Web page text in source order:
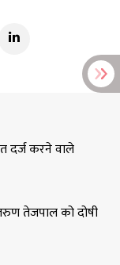
दर्ज करने वाले
तेजपाल को दोषी